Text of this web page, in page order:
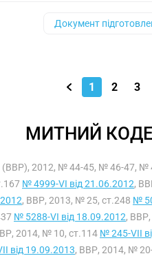
Документ
1 2 3
МИТНИЙ
(ВВР), 2012, № 44-45, № 46-47, №
№ 4999-VI від 21.06.2012,
, ВВР, 2013, № 25, ст.248 №
№ 5288-VI від 18.09.2012,
2014, № 10, ст.114 № 245-VII
від 19.09.2013, ВВР, 2014, №